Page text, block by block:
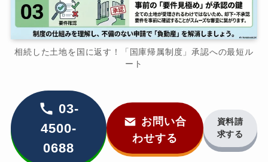
相続した土地を国に返す！「国庫帰属制度」承認への最短ル
ート
03-
4500-
0688
お問い合
わせする
資料請
求する